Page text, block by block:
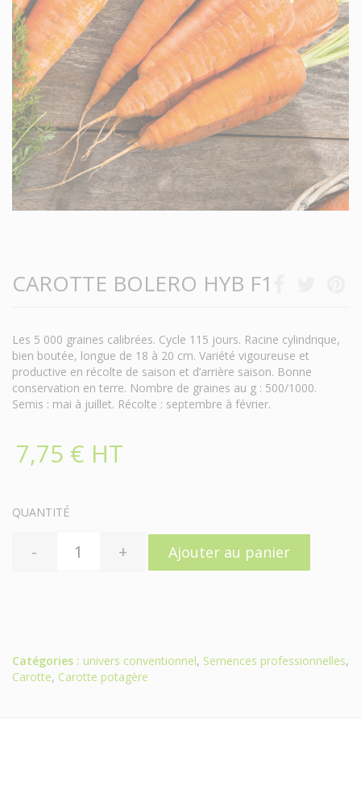
CAROTTE BOLERO HYB F1
Les 5 000 graines calibrées. Cycle 115 jours. Racine cylindrique,
bien boutée, longue de 18 à 20 cm. Variété vigoureuse et
productive en récolte de saison et d’arrière saison. Bonne
conservation en terre. Nombre de graines au g : 500/1000.
Semis : mai à juillet. Récolte : septembre à février.
7,75 € HT
QUANTITÉ
- + Ajouter au panier
Catégories : univers conventionnel, Semences professionnelles,
Carotte, Carotte potagère